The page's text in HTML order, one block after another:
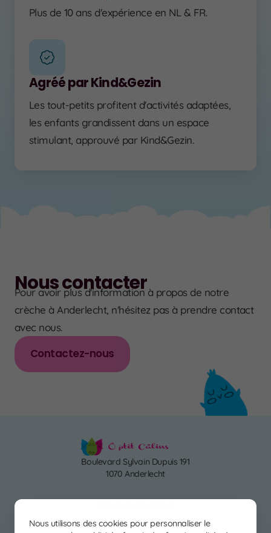
Plus de 10 ans d'expérience en NL & FR.
Agréé par Kind&Gezin
Les tout-petits profitent d'activités adaptées,
les enfants grandissent dans un espace
stimulant, approuvé par Kind&Gezin.
Nous contacter
Pour avoir plus d'information à propos de notre
crèche à Anderlecht, n'hésitez pas à prendre contact
avec nous.
Contactez-nous
Nous utilisons des cookies pour personnaliser le
Boulevard Sylvain Dupuis 191
1070 Anderlecht
Nous contacter
0485 00 29 42